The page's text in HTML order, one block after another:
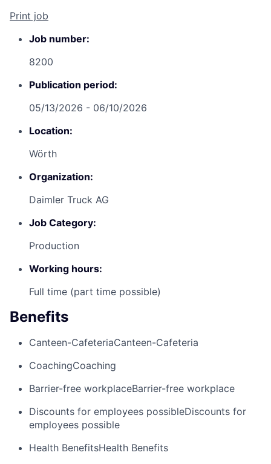
Print job
Job number:
8200
Publication period:
05/13/2026 - 06/10/2026
Location:
Wörth
Organization:
Daimler Truck AG
Job Category:
Production
Working hours:
Full time (part time possible)
Benefits
Canteen-CafeteriaCanteen-Cafeteria
CoachingCoaching
Barrier-free workplaceBarrier-free workplace
Discounts for employees possibleDiscounts for
employees possible
Health BenefitsHealth Benefits